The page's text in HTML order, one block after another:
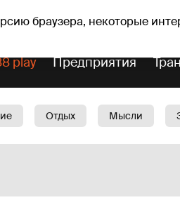
браузера, некоторые
Askolds Прогноз погоды
play Предприятия
Отдых Мысли